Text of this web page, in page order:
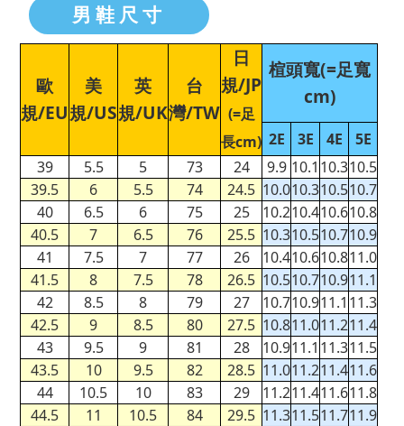
男鞋尺寸
歐
規/EU
美
規/US
英
規/UK
台
灣/TW
日
規/JP
(=足
長cm)
楦頭寬(=足寬
cm)
2E 3E 4E
5E
39
5.5 5 73 24 9.9 10.1 10.310.5
39.5
6 5.5 74 24.5 10.010.310.510.7
40
6.5 6 75 25 10.210.410.610.8
40.5
7 6.5 76 25.5 10.310.510.710.9
41
7.5 7 77 26 10.410.610.811.0
41.5
8 7.5 78 26.5 10.510.710.911.1
42
8.5 8 79 27 10.710.911.1 11.3
42.5
9 8.5 80 27.5 10.811.011.211.4
43
9.5 9 81 28 10.911.1 11.311.5
43.5
10 9.5 82 28.5 11.011.211.411.6
44
10.5 10 83 29 11.211.411.611.8
44.5
11 10.5 84 29.5 11.311.511.711.9